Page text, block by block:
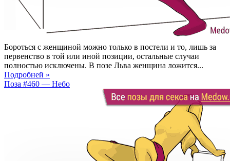
Бороться с женщиной можно только в постели и то, лишь за
первенство в той или иной позиции, остальные случаи
полностью исключены. В позе Льва женщина ложится...
Подробней »
Поза #460 — Небо